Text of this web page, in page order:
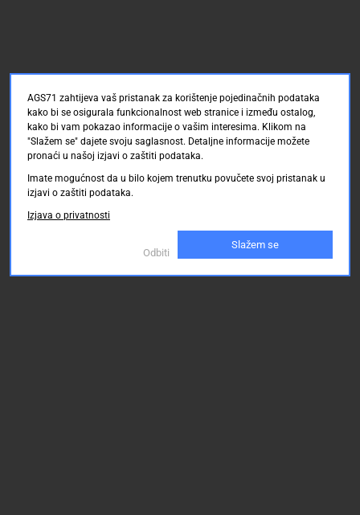
AGS71 zahtijeva vaš pristanak za korištenje pojedinačnih podataka
kako bi se osigurala funkcionalnost web stranice i između ostalog,
kako bi vam pokazao informacije o vašim interesima. Klikom na
"Slažem se" dajete svoju saglasnost. Detaljne informacije možete
pronaći u našoj izjavi o zaštiti podataka.
Imate mogućnost da u bilo kojem trenutku povučete svoj pristanak u
izjavi o zaštiti podataka.
Izjava o privatnosti
Odbiti
Slažem se